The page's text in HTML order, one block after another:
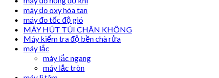
máy đo oxy hòa tan
máy đo tốc độ gió
MÁY HÚT TÚI CHÂN KHÔNG
Máy kiểm tra độ bền chà rửa
máy lắc
máy lắc ngang
máy lắc tròn